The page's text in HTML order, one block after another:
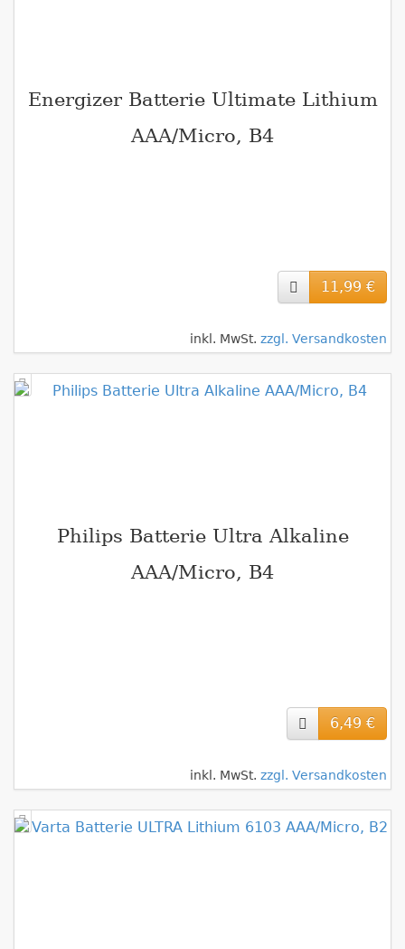
Energizer Batterie Ultimate Lithium
AAA/Micro, B4
11,99 €
inkl. MwSt. zzgl. Versandkosten
Philips Batterie Ultra Alkaline
AAA/Micro, B4
6,49 €
inkl. MwSt. zzgl. Versandkosten